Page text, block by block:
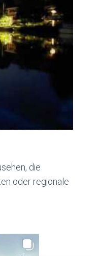
die
oder regionale